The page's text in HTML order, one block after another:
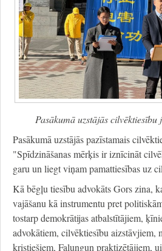
Pasākumā uzstājās
Pasākumā uzstājās pazīstamais
"Spīdzināšanas mērķis ir iznīcināt
garu un liegt viņam pamattiesības uz
Kā bēgļu tiesību advokāts Gors zina,
vajāšanu kā instrumentu pret
tostarp demokrātijas atbalstītājiem,
advokātiem, cilvēktiesību aizstāvjiem,
kristiešiem, Faluņgun praktizētājiem,